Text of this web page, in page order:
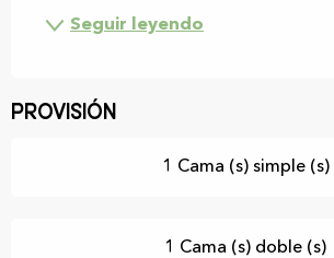
Seguir leyendo
Provisión
1 Cama (s) simple (s)
1 Cama (s) doble (s)